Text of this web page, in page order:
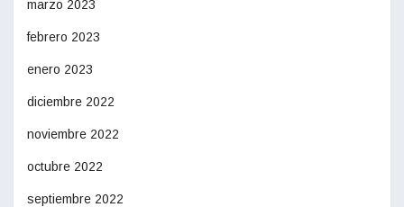
marzo 2023
febrero 2023
enero 2023
diciembre 2022
noviembre 2022
octubre 2022
septiembre 2022